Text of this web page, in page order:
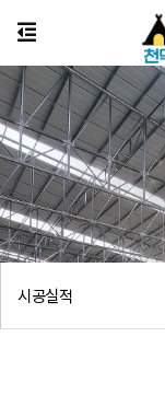
시공실적